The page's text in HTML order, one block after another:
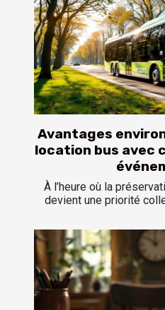
Avantages
location bus avec
À l’heure où la
devient une priorité